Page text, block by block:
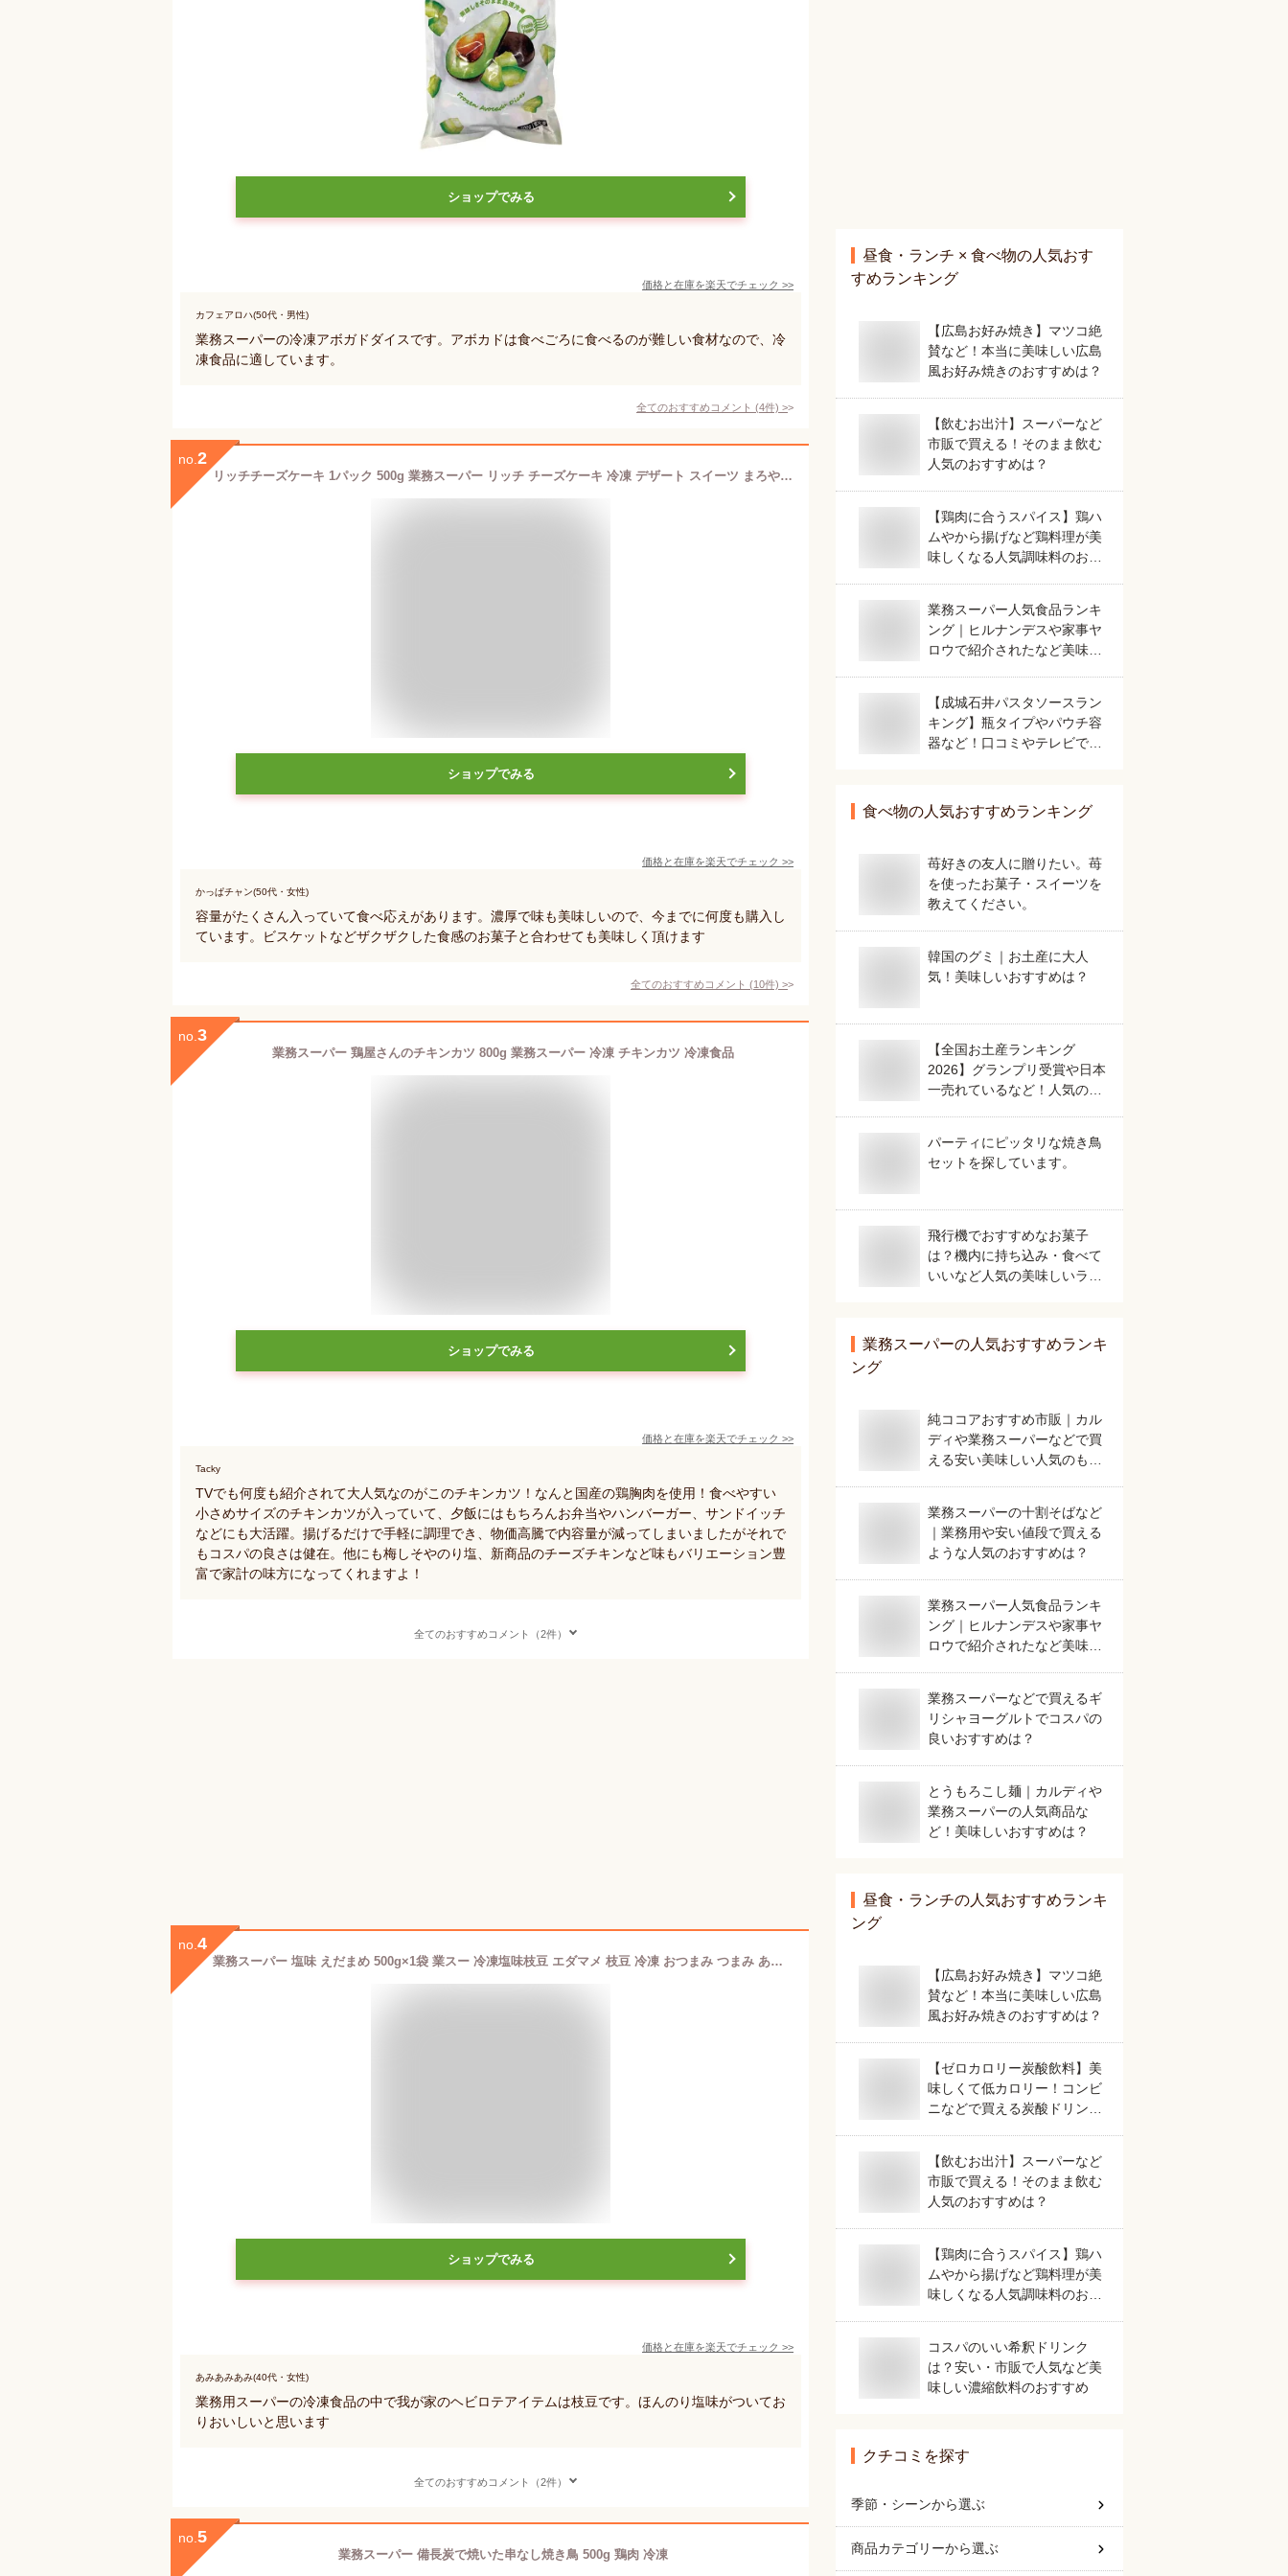
ショップでみる
価格と在庫を楽天でチェック >>
カフェアロハ(50代・男性)
業務スーパーの冷凍アボガドダイスです。アボカドは食べごろに食べるのが難しい食材なので、冷
凍食品に適しています。
全てのおすすめコメント (4件) >
no. 2
リッチチーズケーキ 1パック 500g 業務スーパー リッチ チーズケーキ 冷凍 デザート スイーツ まろやか 夏 お取り寄せ 林修の今でしょ講座
ショップでみる
価格と在庫を楽天でチェック >>
かっぱチャン(50代・女性)
容量がたくさん入っていて食べ応えがあります。濃厚で味も美味しいので、今までに何度も購入し
ています。ビスケットなどザクザクした食感のお菓子と合わせても美味しく頂けます
全てのおすすめコメント (10件) >
no. 3
業務スーパー 鶏屋さんのチキンカツ 800g 業務スーパー 冷凍 チキンカツ 冷凍食品
ショップでみる
価格と在庫を楽天でチェック >>
Tacky
TVでも何度も紹介されて大人気なのがこのチキンカツ！なんと国産の鶏胸肉を使用！食べやすい
小さめサイズのチキンカツが入っていて、夕飯にはもちろんお弁当やハンバーガー、サンドイッチ
などにも大活躍。揚げるだけで手軽に調理でき、物価高騰で内容量が減ってしまいましたがそれで
もコスパの良さは健在。他にも梅しそやのり塩、新商品のチーズチキンなど味もバリエーション豊
富で家計の味方になってくれますよ！
全てのおすすめコメント（2件）
no. 4
業務スーパー 塩味 えだまめ 500g×1袋 業スー 冷凍塩味枝豆 エダマメ 枝豆 冷凍 おつまみ つまみ あて アテ さかな 肴 酒の肴 お弁当
ショップでみる
価格と在庫を楽天でチェック >>
あみあみあみ(40代・女性)
業務用スーパーの冷凍食品の中で我が家のヘビロテアイテムは枝豆です。ほんのり塩味がついてお
りおいしいと思います
全てのおすすめコメント（2件）
no. 5
業務スーパー 備長炭で焼いた串なし焼き鳥 500g 鶏肉 冷凍
昼食・ランチ × 食べ物の人気おす
すめランキング
【広島お好み焼き】マツコ絶
賛など！本当に美味しい広島
風お好み焼きのおすすめは？
【飲むお出汁】スーパーなど
市販で買える！そのまま飲む
人気のおすすめは？
【鶏肉に合うスパイス】鶏ハ
ムやから揚げなど鶏料理が美
味しくなる人気調味料のおす
業務スーパー人気食品ランキ
ング｜ヒルナンデスや家事ヤ
ロウで紹介されたなど美味し
【成城石井パスタソースラン
キング】瓶タイプやパウチ容
器など！口コミやテレビで話
食べ物の人気おすすめランキング
苺好きの友人に贈りたい。苺
を使ったお菓子・スイーツを
教えてください。
韓国のグミ｜お土産に大人
気！美味しいおすすめは？
【全国お土産ランキング
2026】グランプリ受賞や日本
一売れているなど！人気のご
パーティにピッタリな焼き鳥
セットを探しています。
飛行機でおすすめなお菓子
は？機内に持ち込み・食べて
いいなど人気の美味しいラン
業務スーパーの人気おすすめランキ
ング
純ココアおすすめ市販｜カル
ディや業務スーパーなどで買
える安い美味しい人気のもの
業務スーパーの十割そばなど
｜業務用や安い値段で買える
ような人気のおすすめは？
業務スーパー人気食品ランキ
ング｜ヒルナンデスや家事ヤ
ロウで紹介されたなど美味し
業務スーパーなどで買えるギ
リシャヨーグルトでコスパの
良いおすすめは？
とうもろこし麺｜カルディや
業務スーパーの人気商品な
ど！美味しいおすすめは？
昼食・ランチの人気おすすめランキ
ング
【広島お好み焼き】マツコ絶
賛など！本当に美味しい広島
風お好み焼きのおすすめは？
【ゼロカロリー炭酸飲料】美
味しくて低カロリー！コンビ
ニなどで買える炭酸ドリンク
【飲むお出汁】スーパーなど
市販で買える！そのまま飲む
人気のおすすめは？
【鶏肉に合うスパイス】鶏ハ
ムやから揚げなど鶏料理が美
味しくなる人気調味料のおす
コスパのいい希釈ドリンク
は？安い・市販で人気など美
味しい濃縮飲料のおすすめ
クチコミを探す
季節・シーンから選ぶ
商品カテゴリーから選ぶ